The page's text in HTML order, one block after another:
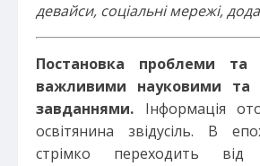
девайси, соціальні мережі,
Постановка проблеми та
важливими науковими та
завданнями. Інформація
освітянина звідусіль. В
стрімко переходить від